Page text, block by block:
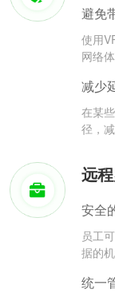
避免
使用
网络体
减少
在某
径，
远
安全
员工
据的
统一